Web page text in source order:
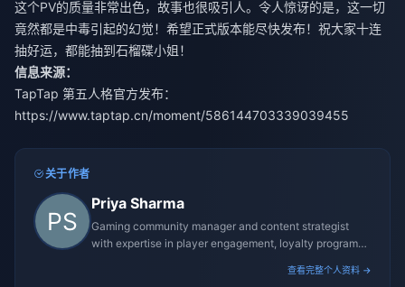
这个PV的质量非常出色，故事也很吸引人。令人惊讶的是，这一切
竟然都是中毒引起的幻觉！希望正式版本能尽快发布！祝大家十连
抽好运，都能抽到石榴碟小姐！
信息来源：
TapTap 第五人格官方发布：
https://www.taptap.cn/moment/586144703339039455
关于作者
Priya Sharma
Gaming community manager and content strategist
with expertise in player engagement, loyalty programs,
查看完整个人资料 →